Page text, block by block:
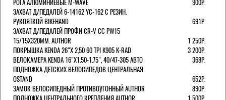
РОГА АЛЮМИНИЕВЫЕ M-WAVE
900Р.
ЗАХВАТ Д/ПЕДАЛЕЙ 6-14162 YC-162 С РЕЗИН.
РУКОЯТКОЙ BIKEHAND
691Р.
ЗАХВАТ Д/ПЕДАЛЕЙ ПРОФИ CR-V CC PW15
15/15X320ММ. AUTHOR
1 250Р.
ПОКРЫШКА KENDA 26"Х 2,50 60 TPI K905 K-RAD
3 200Р.
ВЕЛОКАМЕРА KENDA 16"Х1.50-1.75", 40/47-305 АВТО
368Р.
ПОДНОЖКА ДЕТСКИХ ВЕЛОСИПЕДОВ ЦЕНТРАЛЬНАЯ
OSTAND
652Р.
ЗАМОК ВЕЛОСИПЕДНЫЙ ПРОТИВОУГОННЫЙ AUTHOR
890Р.
ПОДНОЖКА ЦЕНТРАЛЬНОГО КРЕПЛЕНИЯ AUTHOR
1 500Р.